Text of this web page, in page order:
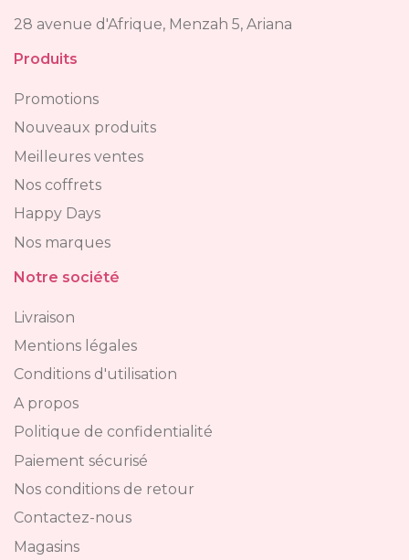
28 avenue d'Afrique, Menzah 5, Ariana
Produits
Promotions
Nouveaux produits
Meilleures ventes
Nos coffrets
Happy Days
Nos marques
Notre société
Livraison
Mentions légales
Conditions d'utilisation
A propos
Politique de confidentialité
Paiement sécurisé
Nos conditions de retour
Contactez-nous
Magasins